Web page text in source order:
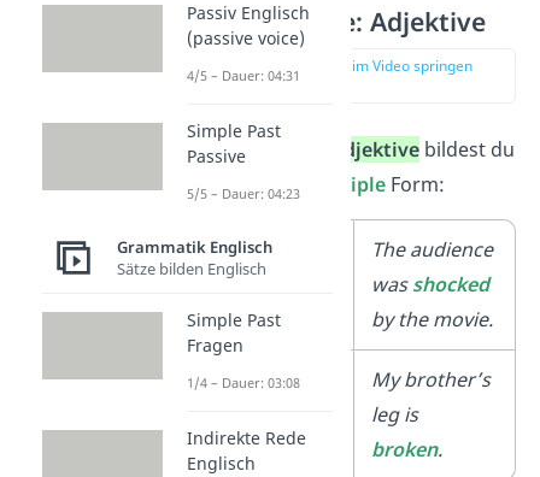
Past Participle: Adjektive
zur Stelle im Video springen
(02:41)
Einige englische Adjektivebildest du
mit der
Past Participle Form:
regelmäßige
Verben
The audience
wasshocked
by the movie.
unregelmäßige
My brother’s
leg is
broken.
Passiv Englisch
(passive voice)
4/5 – Dauer: 04:31
Simple Past
Passive
5/5 – Dauer: 04:23
Grammatik Englisch
Sätze bilden Englisch
Simple Past
Fragen
1/4 – Dauer: 03:08
Indirekte Rede
Englisch